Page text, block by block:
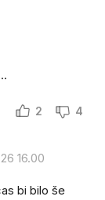
2 4
16.00
bi bilo še